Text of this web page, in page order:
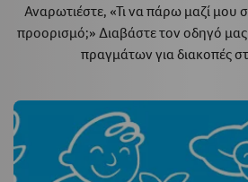
Αναρωτιέστε, «Τι να πάρω μαζί μου
προορισμό;» Διαβάστε τον οδηγό μας
πραγμάτων για διακοπές